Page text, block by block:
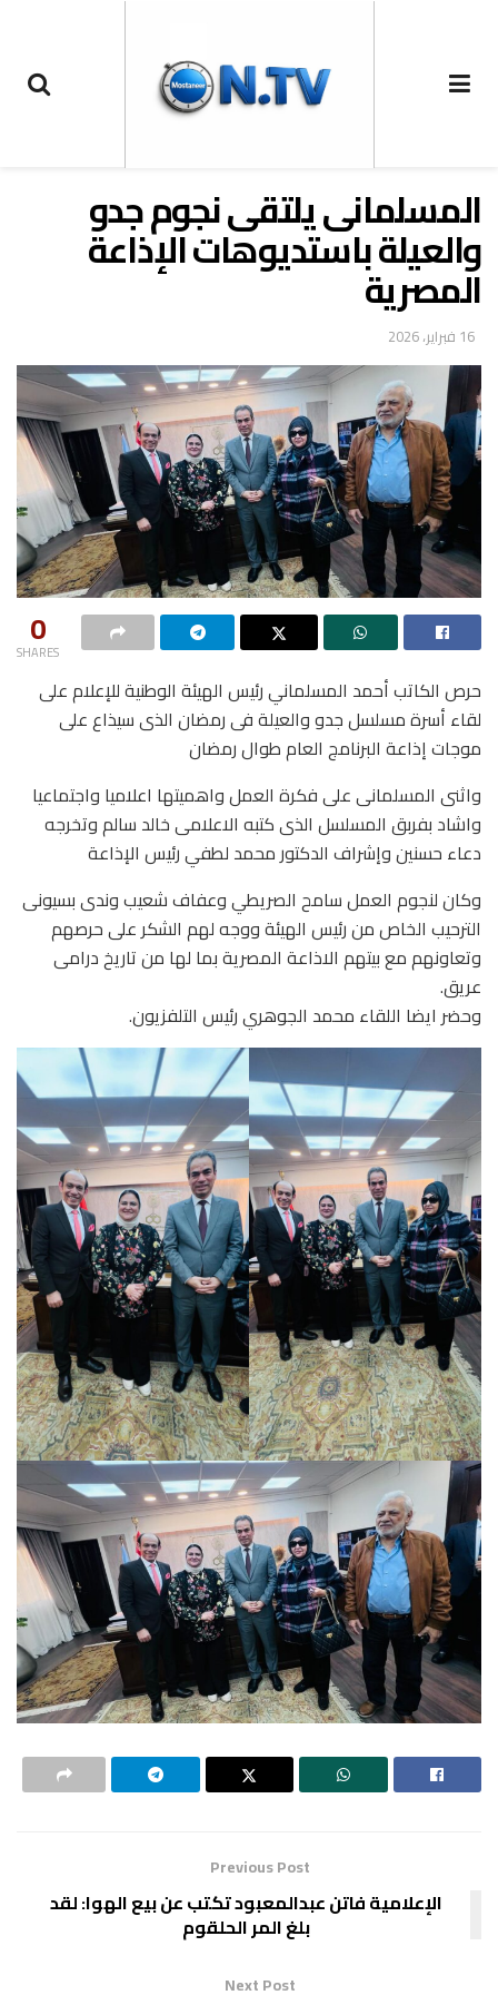
المسلمانى يلتقى نجوم جدو
والعيلة باستديوهات الإذاعة
المصرية
16 فبراير، 2026
0
SHARES
حرص الكاتب أحمد المسلماني رئيس الهيئة الوطنية للإعلام على
لقاء أسرة مسلسل جدو والعيلة فى رمضان الذى سيذاع على
موجات إذاعة البرنامج العام طوال رمضان
واثنى المسلمانى على فكرة العمل واهميتها اعلاميا واجتماعيا
واشاد بفربق المسلسل الذى كتبه الاعلامى خالد سالم وتخرجه
دعاء حسنين وإشراف الدكتور محمد لطفي رئيس الإذاعة
وكان لنجوم العمل سامح الصريطي وعفاف شعيب وندى بسيونى
الترحيب الخاص من رئيس الهيئة ووجه لهم الشكر على حرصهم
وتعاونهم مع بيتهم الاذاعة المصرية بما لها من تاريخ درامى
عريق.
وحضر ايضا اللقاء محمد الجوهري رئيس التلفزيون.
Previous Post
الإعلامية فاتن عبدالمعبود تكتب عن بيع الهوا: لقد
بلغ المر الحلقوم
Next Post